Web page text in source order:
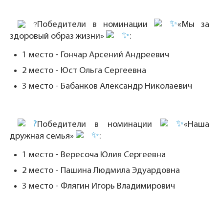
Победители в номинации
«Мы за
здоровый образ жизни»
:
1 место - Гончар Арсений Андреевич
2 место - Юст Ольга Сергеевна
3 место - Бабанков Александр Николаевич
Победители в номинации
«Наша
дружная семья»
:
1 место - Вересоча Юлия Сергеевна
2 место - Пашина Людмила Эдуардовна
3 место - Флягин Игорь Владимирович